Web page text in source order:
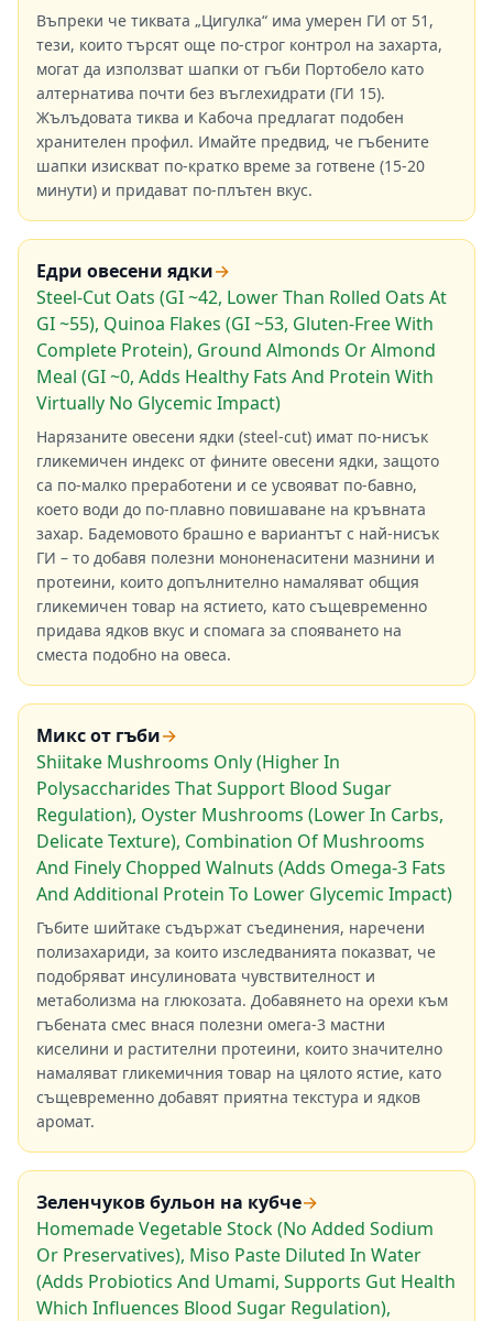
Въпреки че тиквата „Цигулка“ има умерен ГИ от 51,
тези, които търсят още по-строг контрол на захарта,
могат да използват шапки от гъби Портобело като
алтернатива почти без въглехидрати (ГИ 15).
Жълъдовата тиква и Кабоча предлагат подобен
хранителен профил. Имайте предвид, че гъбените
шапки изискват по-кратко време за готвене (15-20
минути) и придават по-плътен вкус.
Едри овесени ядки→
Steel-Cut Oats (GI ~42, Lower Than Rolled Oats At
GI ~55), Quinoa Flakes (GI ~53, Gluten-Free With
Complete Protein), Ground Almonds Or Almond
Meal (GI ~0, Adds Healthy Fats And Protein With
Virtually No Glycemic Impact)
Нарязаните овесени ядки (steel-cut) имат по-нисък
гликемичен индекс от фините овесени ядки, защото
са по-малко преработени и се усвояват по-бавно,
което води до по-плавно повишаване на кръвната
захар. Бадемовото брашно е вариантът с най-нисък
ГИ – то добавя полезни мононенаситени мазнини и
протеини, които допълнително намаляват общия
гликемичен товар на ястието, като същевременно
придава ядков вкус и спомага за спояването на
сместа подобно на овеса.
Микс от гъби→
Shiitake Mushrooms Only (Higher In
Polysaccharides That Support Blood Sugar
Regulation), Oyster Mushrooms (Lower In Carbs,
Delicate Texture), Combination Of Mushrooms
And Finely Chopped Walnuts (Adds Omega-3 Fats
And Additional Protein To Lower Glycemic Impact)
Гъбите шийтаке съдържат съединения, наречени
полизахариди, за които изследванията показват, че
подобряват инсулиновата чувствителност и
метаболизма на глюкозата. Добавянето на орехи към
гъбената смес внася полезни омега-3 мастни
киселини и растителни протеини, които значително
намаляват гликемичния товар на цялото ястие, като
същевременно добавят приятна текстура и ядков
аромат.
Зеленчуков бульон на кубче→
Homemade Vegetable Stock (No Added Sodium
Or Preservatives), Miso Paste Diluted In Water
(Adds Probiotics And Umami, Supports Gut Health
Which Influences Blood Sugar Regulation),